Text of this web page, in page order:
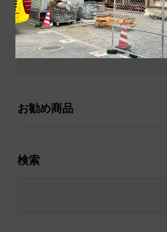
和小物
祝儀袋
お勧め商品
検索